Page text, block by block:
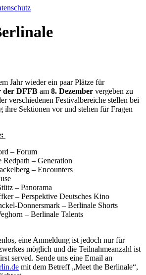
Jahr wieder ein paar Plätze für
der DFFB am 8. Dezember vergeben zu
verschiedenen Festivalbereiche stellen bei
ihre Sektionen vor und stehen für Fragen
– Forum
Redpath – Generation
– Encounters
– Panorama
– Perspektive Deutsches Kino
Donnersmark – Berlinale Shorts
– Berlinale Talents
eine Anmeldung ist jedoch nur für
möglich und die Teilnahmeanzahl ist
served. Sende uns eine Email an
mit dem Betreff „Meet the Berlinale“,